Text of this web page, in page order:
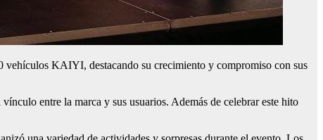
KAIYI, destacando su crecimiento y compromiso con sus
entre la marca y sus usuarios. Además de celebrar este hito